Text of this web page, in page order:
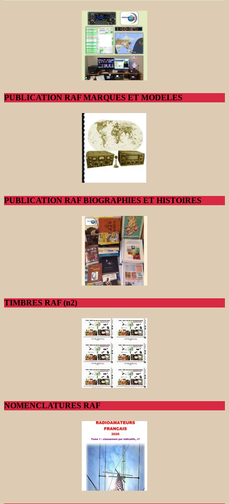
PUBLICATION RAF MARQUES ET MODELES
PUBLICATION RAF BIOGRAPHIES ET HISTOIRES
TIMBRES RAF (n2)
NOMENCLATURES RAF